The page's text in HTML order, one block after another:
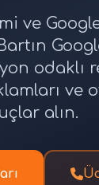
ve
odaklı
ve
alın.